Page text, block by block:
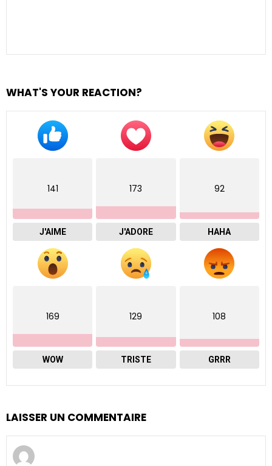
WHAT'S YOUR REACTION?
141
J'AIME
173
J'ADORE
92
HAHA
169
WOW
129
TRISTE
108
GRRR
LAISSER UN COMMENTAIRE